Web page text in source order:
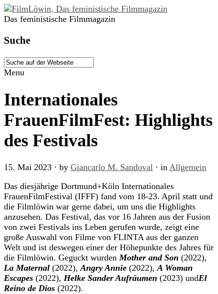
Das feministische Filmmagazin
Suche
Menu
Internationales
FrauenFilmFest: Highlights
des Festivals
15. Mai 2023 · by Giancarlo M. Sandoval · in Allgemein
Das diesjährige Dortmund+Köln Internationales
FrauenFilmFestival (IFFF) fand vom 18-23. April statt und
die Filmlöwin war gerne dabei, um uns die Highlights
anzusehen. Das Festival, das vor 16 Jahren aus der Fusion
von zwei Festivals ins Leben gerufen wurde, zeigt eine
große Auswahl von Filme von FLINTA aus der ganzen
Welt und ist deswegen einer der Höhepunkte des Jahres für
die Filmlöwin. Geguckt wurdenMother and Son (2022),
La Maternal (2022),Angry Annie (2022),A Woman
Escapes (2022), Helke Sander Aufräumen (2023) undEl
Reino de Dios (2022).